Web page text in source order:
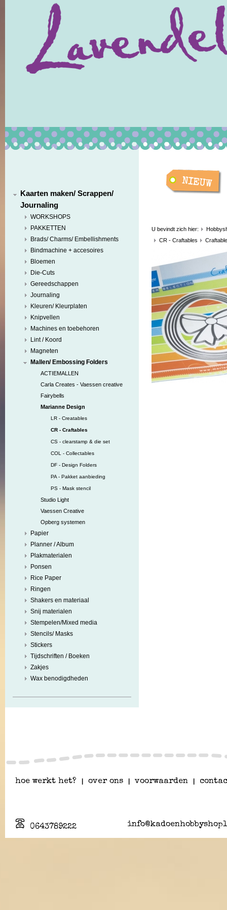
Kaarten maken/ Scrappen/
Journaling
WORKSHOPS
PAKKETTEN
Brads/ Charms/ Embellishments
Bindmachine + accesoires
Bloemen
Die-Cuts
Gereedschappen
Journaling
Kleuren/ Kleurplaten
Knipvellen
Machines en toebehoren
Lint / Koord
Magneten
Mallen/ Embossing Folders
ACTIEMALLEN
Carla Creates - Vaessen creative
Fairybells
Marianne Design
LR - Creatables
CR - Craftables
CS - clearstamp & die set
COL - Collectables
DF - Design Folders
PA - Pakket aanbieding
PS - Mask stencil
Studio Light
Vaessen Creative
Opberg systemen
Papier
Planner / Album
Plakmaterialen
Ponsen
Rice Paper
Ringen
Shakers en materiaal
Snij materialen
Stempelen/Mixed media
Stencils/ Masks
Stickers
Tijdschriften / Boeken
Zakjes
Wax benodigdheden
U bevindt zich hier:
CR - Craftables
hoe werkt het? over ons voorwaarden
0643789222